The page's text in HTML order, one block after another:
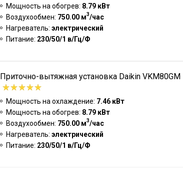
Мощность на обогрев: 8.79 кВт
Воздухообмен: 750.00 м3/час
Нагреватель: электрический
Питание: 230/50/1 в/Гц/Ф
Приточно-вытяжная установка Daikin VKM80GM
Мощность на охлаждение: 7.46 кВт
Мощность на обогрев: 8.79 кВт
Воздухообмен: 750.00 м3/час
Нагреватель: электрический
Питание: 230/50/1 в/Гц/Ф